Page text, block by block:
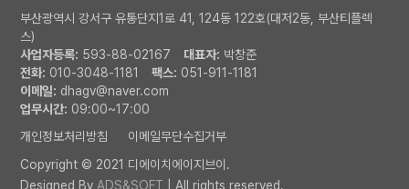
부산광역시 강서구 유통단지1로 41, 124동 122호(대저2동, 부산티플렉
스)
사업자등록: 593-88-02167 대표자: 박창준
전화: 010-3048-1181 팩스: 051-911-1181
이메일: dhagv@naver.com
업무시간: 09:00~17:00
개인정보처리방침
이메일무단수집거부
Copyright © 2021 디에이치에이지브이.
Designed By ADS&SOFT | All rights reserved.